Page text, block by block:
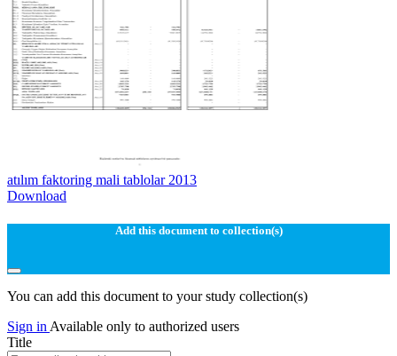
atılım faktoring mali tablolar 2013
Download
Add this document to collection(s)
You can add this document to your study collection(s)
Sign in Available only to authorized users
Title